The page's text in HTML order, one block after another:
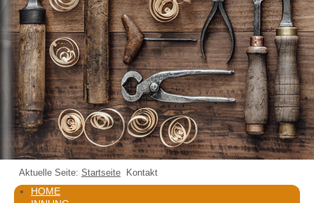
Aktuelle Seite: Startseite Kontakt
HOME